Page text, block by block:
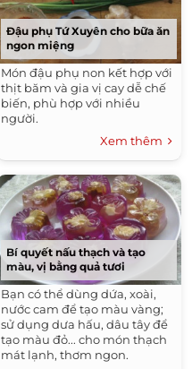
Đậu phụ Tứ Xuyên cho bữa ăn
ngon miệng
Món đậu phụ non kết hợp với
thịt băm và gia vị cay dễ chế
biến, phù hợp với nhiều
người.
Xem thêm
Bí quyết nấu thạch và tạo
màu, vị bằng quả tươi
Bạn có thể dùng dứa, xoài,
nước cam để tạo màu vàng;
sử dụng dưa hấu, dâu tây để
tạo màu đỏ... cho món thạch
mát lạnh, thơm ngon.